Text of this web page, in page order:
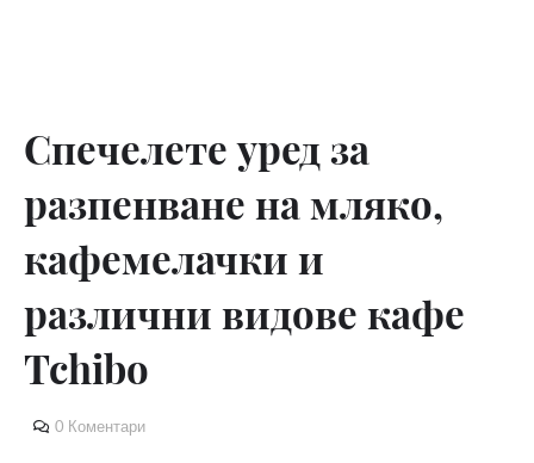
Спечелете уред за
разпенване на мляко,
кафемелачки и
различни видове кафе
Tchibo
0 Коментари